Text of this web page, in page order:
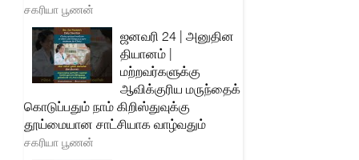
சகரியா பூணன்
ஜனவரி 24 | அனுதின
தியானம் |
மற்றவர்களுக்கு
ஆவிக்குரிய மருந்தைக்
கொடுப்பதும் நாம் கிறிஸ்துவுக்கு
தூய்மையான சாட்சியாக வாழ்வதும்
சகரியா பூணன்